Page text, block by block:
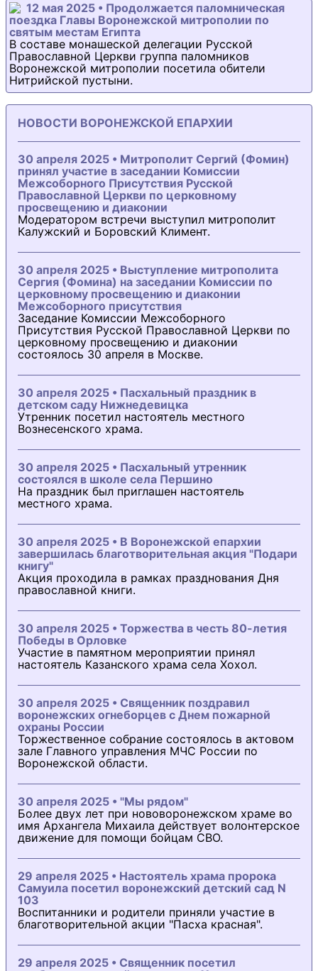
12 мая 2025 • Продолжается паломническая
поездка Главы Воронежской митрополии по
святым местам Египта
В составе монашеской делегации Русской
Православной Церкви группа паломников
Воронежской митрополии посетила обители
Нитрийской пустыни.
НОВОСТИ ВОРОНЕЖСКОЙ ЕПАРХИИ
30 апреля 2025 • Митрополит Сергий (Фомин)
принял участие в заседании Комиссии
Межсоборного Присутствия Русской
Православной Церкви по церковному
просвещению и диаконии
Модератором встречи выступил митрополит
Калужский и Боровский Климент.
30 апреля 2025 • Выступление митрополита
Сергия (Фомина) на заседании Комиссии по
церковному просвещению и диаконии
Межсоборного присутствия
Заседание Комиссии Межсоборного
Присутствия Русской Православной Церкви по
церковному просвещению и диаконии
состоялось 30 апреля в Москве.
30 апреля 2025 • Пасхальный праздник в
детском саду Нижнедевицка
Утренник посетил настоятель местного
Вознесенского храма.
30 апреля 2025 • Пасхальный утренник
состоялся в школе села Першино
На праздник был приглашен настоятель
местного храма.
30 апреля 2025 • В Воронежской епархии
завершилась благотворительная акция "Подари
книгу"
Акция проходила в рамках празднования Дня
православной книги.
30 апреля 2025 • Торжества в честь 80-летия
Победы в Орловке
Участие в памятном мероприятии принял
настоятель Казанского храма села Хохол.
30 апреля 2025 • Священник поздравил
воронежских огнеборцев с Днем пожарной
охраны России
Торжественное собрание состоялось в актовом
зале Главного управления МЧС России по
Воронежской области.
30 апреля 2025 • "Мы рядом"
Более двух лет при нововоронежском храме во
имя Архангела Михаила действует волонтерское
движение для помощи бойцам СВО.
29 апреля 2025 • Настоятель храма пророка
Самуила посетил воронежский детский сад N
103
Воспитанники и родители приняли участие в
благотворительной акции "Пасха красная".
29 апреля 2025 • Священник посетил